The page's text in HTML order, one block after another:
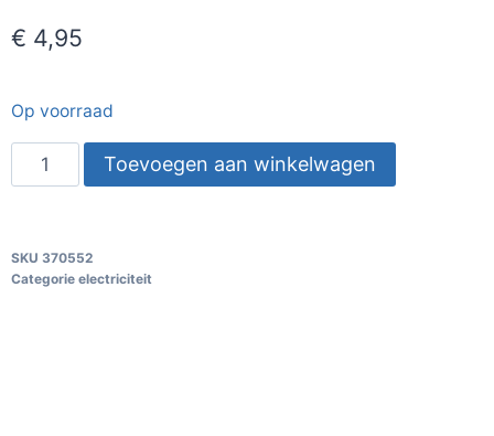
€ 4,95
Op voorraad
Toevoegen aan winkelwagen
SKU 370552
Categorie electriciteit